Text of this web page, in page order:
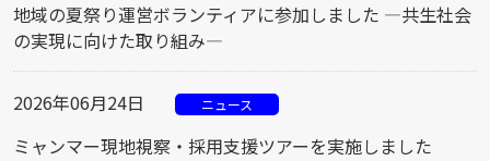
地域の夏祭り運営ボランティアに参加しました ―共生社会
の実現に向けた取り組み―
2026年06月24日 ニュース
ミャンマー現地視察・採用支援ツアーを実施しました